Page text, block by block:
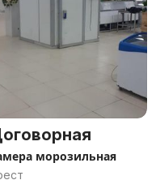
морозильная